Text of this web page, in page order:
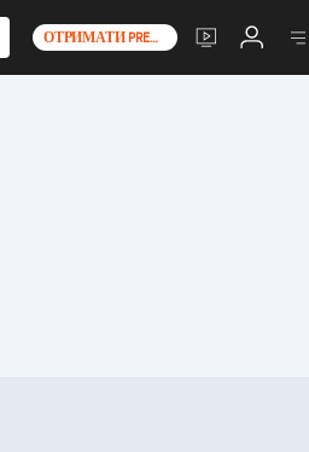
ОТРИМАТИ PREMIUM+